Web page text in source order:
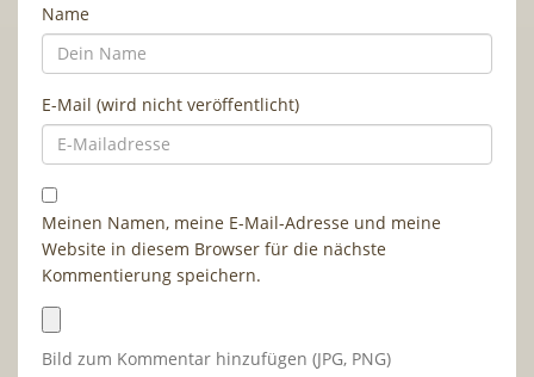
Name
E-Mail (wird nicht veröffentlicht)
Meinen Namen, meine E-Mail-Adresse und meine
Website in diesem Browser für die nächste
Kommentierung speichern.
Bild zum Kommentar hinzufügen (JPG, PNG)